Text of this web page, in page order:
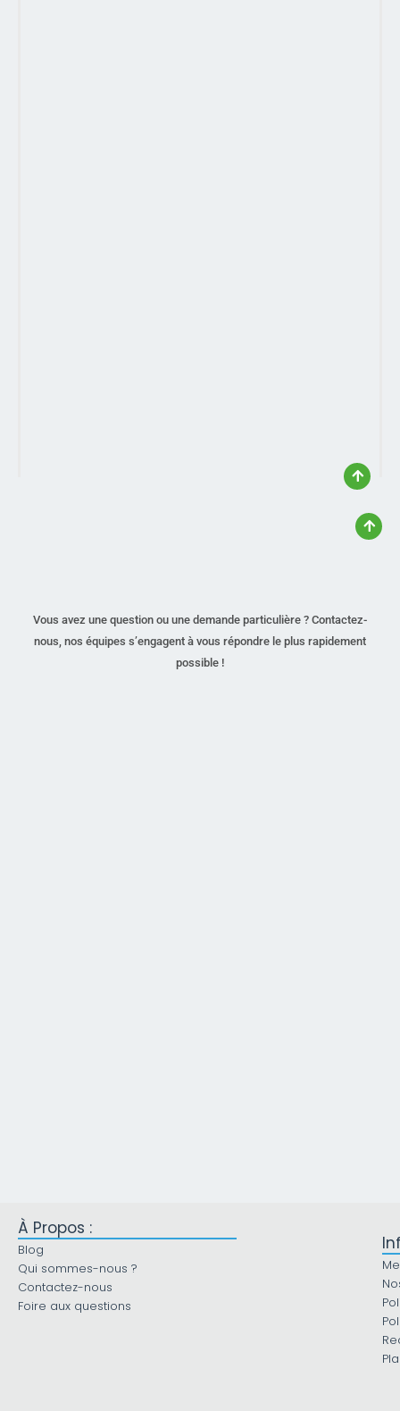
Vous avez une question ou une demande particulière ? Contactez-
nous, nos équipes s’engagent à vous répondre le plus rapidement
possible !
À Propos :
Blog
Qui sommes-nous ?
Contactez-nous
Foire aux questions